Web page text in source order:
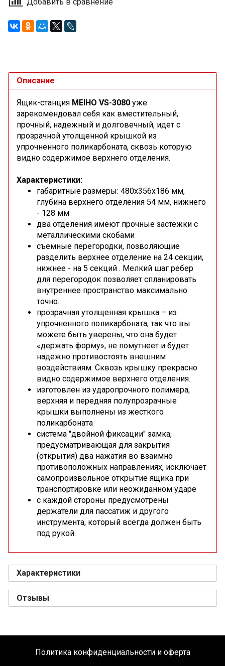
Описание
Ящик-станция MEIHO VS-3080 уже
зарекомендовал себя как вместительный,
прочный, надежный и долговечный, идет с
прозрачной утолщенной крышкой из
упрочненного поликарбоната, сквозь которую
видно содержимое верхнего отделения.
Характеристики:
габаритные размеры: 480х356х186 мм,
глубина верхнего отделения 54 мм, нижнего
- 128 мм
два отделения имеют прочные застежки с
металлическими скобами
съемные перегородки, позволяющие
разделить верхнее отделение на 24 секции,
нижнее - на 5 секций . Мелкий шаг ребер
для перегородок позволяет спланировать
внутреннее пространство максимально
точно.
прозрачная утолщенная крышка – из
упрочненного поликарбоната, так что вы
можете быть уверены, что она будет
«держать форму», не помутнеет и будет
надежно противостоять внешним
воздействиям. Сквозь крышку прекрасно
видно содержимое верхнего отделения.
изготовлен из ударопрочного полимера,
верхняя и передняя полупрозрачные
крышки выполнены из жесткого
поликарбоната
система "двойной фиксации" замка,
предусматривающая для закрытия
(открытия) два нажатия во взаимно
противоположных направлениях, исключает
самопроизвольное открытие ящика при
транспортировке или неожиданном ударе
с каждой стороны предусмотрены
держатели для пассатиж и другого
инструмента, который всегда должен быть
под рукой.
Характеристики
Отзывы
Политика конфиденциальности и оферта